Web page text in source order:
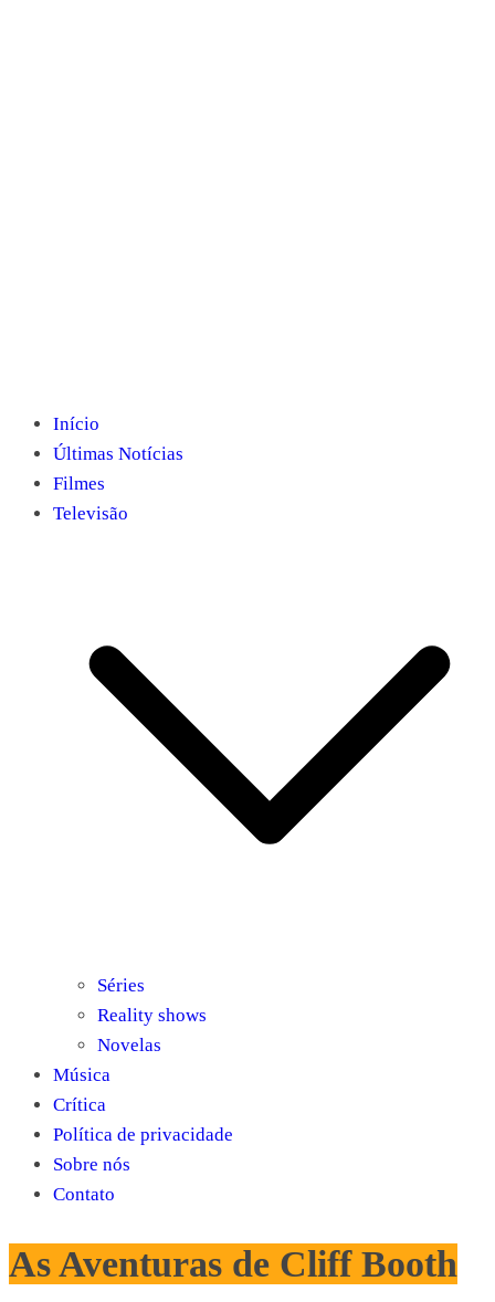
Início
Últimas Notícias
Filmes
Televisão
Séries
Reality shows
Novelas
Música
Crítica
Política de privacidade
Sobre nós
Contato
As Aventuras de Cliff Booth